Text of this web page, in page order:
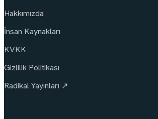
Hakkımızda
İnsan Kaynakları
KVKK
Gizlilik Politikası
Radikal Yayınları ↗